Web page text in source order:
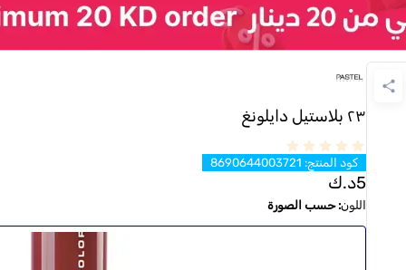
٢٣ بلاستيل دايلونغ
كود المنتج:
8690644003721
5د.ك
اللون:حسب الصورة